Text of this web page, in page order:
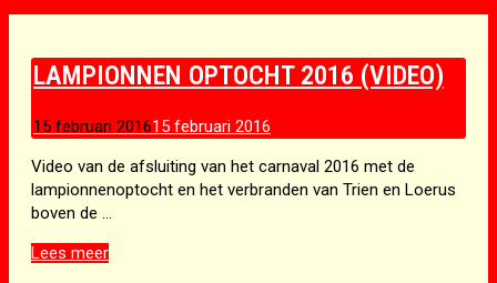
LAMPIONNEN OPTOCHT 2016 (VIDEO)
15 februari 201615 februari 2016
Video van de afsluiting van het carnaval 2016 met de
lampionnenoptocht en het verbranden van Trien en Loerus
boven de …
Lampionnen
Lees meer